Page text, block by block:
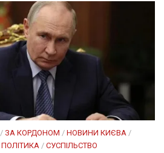
/ ЗА КОРДОНОМ / НОВИНИ КИЄВА /
ПОЛІТИКА / СУСПІЛЬСТВО